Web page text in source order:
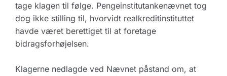
tage klagen til følge. Pengeinstitutankenævnet tog
dog ikke stilling til, hvorvidt realkreditinstituttet
havde været berettiget til at foretage
bidragsforhøjelsen.
Klagerne nedlagde ved Nævnet påstand om, at